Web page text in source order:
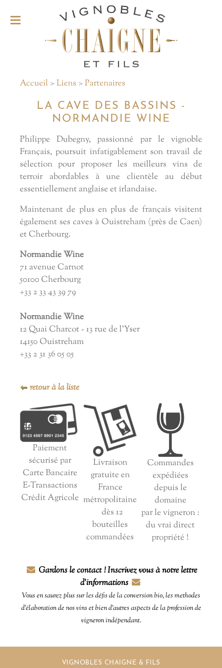
Accueil > Liens > Partenaires
LA CAVE DES BASSINS -
NORMANDIE WINE
Philippe Dubegny, passionné par le vignoble
Français, poursuit infatigablement son travail de
sélection pour proposer les meilleurs vins de
terroir abordables à une clientèle au début
essentiellement anglaise et irlandaise.
Maintenant de plus en plus de français visitent
également ses caves à Ouistreham (près de Caen)
et Cherbourg.
Normandie Wine
71 avenue Carnot
50100 Cherbourg
+33 2 33 43 39 79
Normandie Wine
12 Quai Charcot - 13 rue de l'Yser
14150 Ouistreham
+33 2 31 36 05 05
retour à la liste
Paiement
sécurisé par
Carte Bancaire
E-Transactions
Crédit Agricole
Livraison
gratuite en
France
métropolitaine
dès 12
bouteilles
commandées
Commandes
expédiées
depuis le
domaine
par le vigneron :
du vrai direct
propriété !
Gardons le contact ! Inscrivez vous à notre lettre
d'informations
Vous en saurez plus sur les défis de la conversion bio, les methodes
d'élaboration de nos vins et bien d'autres aspects de la profession de
vigneron indépendant.
VIGNOBLES CHAIGNE & FILS